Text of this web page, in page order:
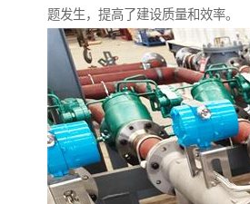
题发生，提高了建设质量和效率。